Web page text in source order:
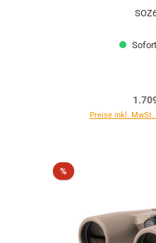
Preise inkl. MwSt.
%Rabatt